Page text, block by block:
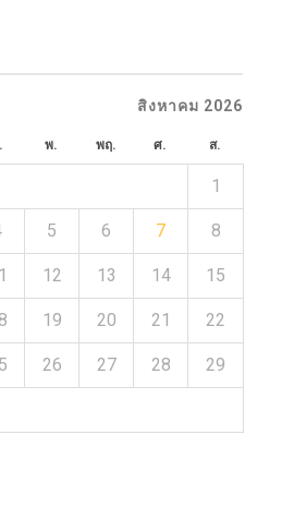
สิงหาคม 2026
พ. พฤ. ศ. ส.
1
5 6 7 8
12 13 14 15
19 20 21 22
26 27 28 29